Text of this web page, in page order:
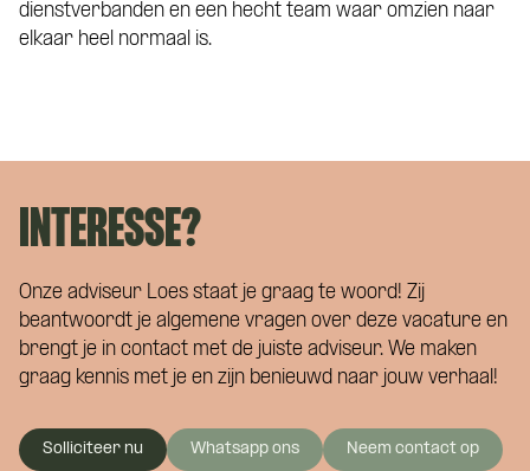
dienstverbanden en een hecht team waar omzien naar
elkaar heel normaal is.
INTERESSE?
Onze adviseur Loes staat je graag te woord! Zij
beantwoordt je algemene vragen over deze vacature en
brengt je in contact met de juiste adviseur. We maken
graag kennis met je en zijn benieuwd naar jouw verhaal!
Solliciteer nu Whatsapp ons Neem contact op